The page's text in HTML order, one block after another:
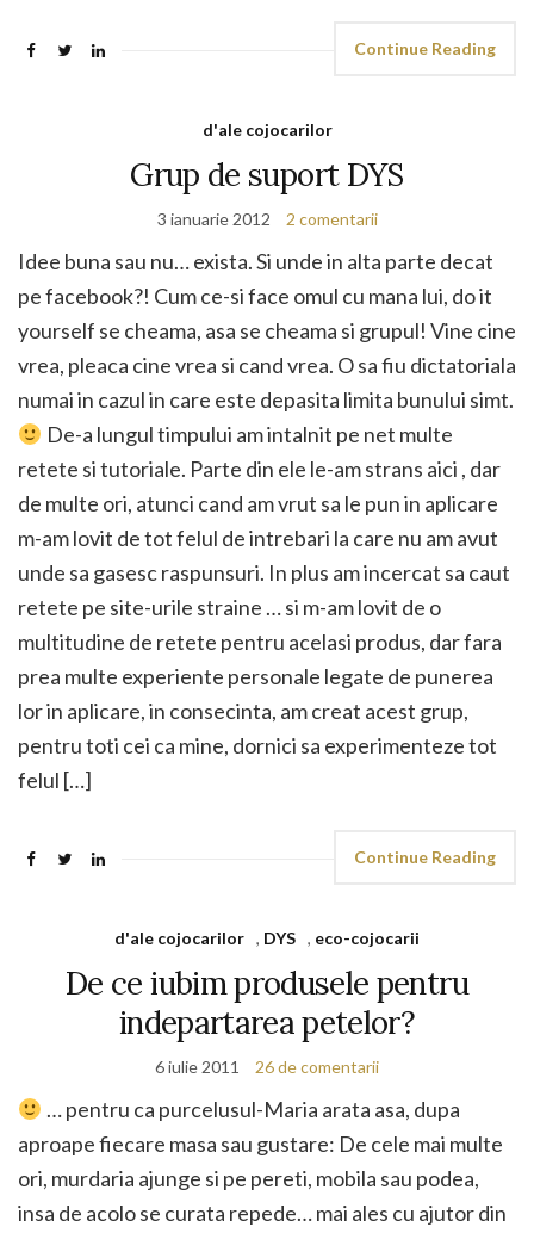
Continue Reading
d'ale cojocarilor
Grup de suport DYS
3 ianuarie 2012 2 comentarii
Idee buna sau nu… exista. Si unde in alta parte decat
pe facebook?! Cum ce-si face omul cu mana lui, do it
yourself se cheama, asa se cheama si grupul! Vine cine
vrea, pleaca cine vrea si cand vrea. O sa fiu dictatoriala
numai in cazul in care este depasita limita bunului simt.
De-a lungul timpului am intalnit pe net multe
retete si tutoriale. Parte din ele le-am strans aici , dar
de multe ori, atunci cand am vrut sa le pun in aplicare
m-am lovit de tot felul de intrebari la care nu am avut
unde sa gasesc raspunsuri. In plus am incercat sa caut
retete pe site-urile straine … si m-am lovit de o
multitudine de retete pentru acelasi produs, dar fara
prea multe experiente personale legate de punerea
lor in aplicare, in consecinta, am creat acest grup,
pentru toti cei ca mine, dornici sa experimenteze tot
felul […]
Continue Reading
d'ale cojocarilor , DYS , eco-cojocarii
De ce iubim produsele pentru
indepartarea petelor?
6 iulie 2011 26 de comentarii
… pentru ca purcelusul-Maria arata asa, dupa
aproape fiecare masa sau gustare: De cele mai multe
ori, murdaria ajunge si pe pereti, mobila sau podea,
insa de acolo se curata repede… mai ales cu ajutor din